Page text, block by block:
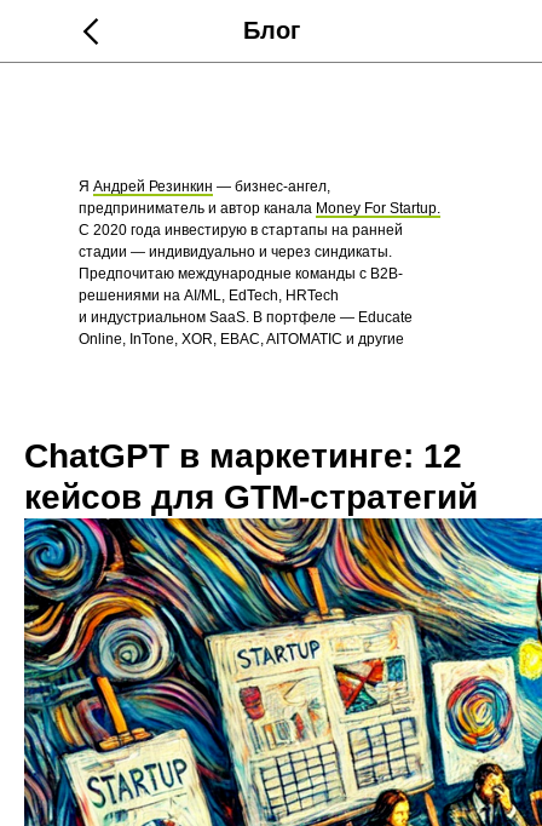
Блог
Я Андрей Резинкин — бизнес-ангел,
предприниматель и автор канала Money For Startup.
С 2020 года инвестирую в стартапы на ранней
стадии — индивидуально и через синдикаты.
Предпочитаю международные команды с B2B-
решениями на AI/ML, EdTech, HRTech
и индустриальном SaaS. В портфеле — Educate
Online, InTone, XOR, EBAC, AITOMATIC и другие
ChatGPT в маркетинге: 12
кейсов для GTM-стратегий